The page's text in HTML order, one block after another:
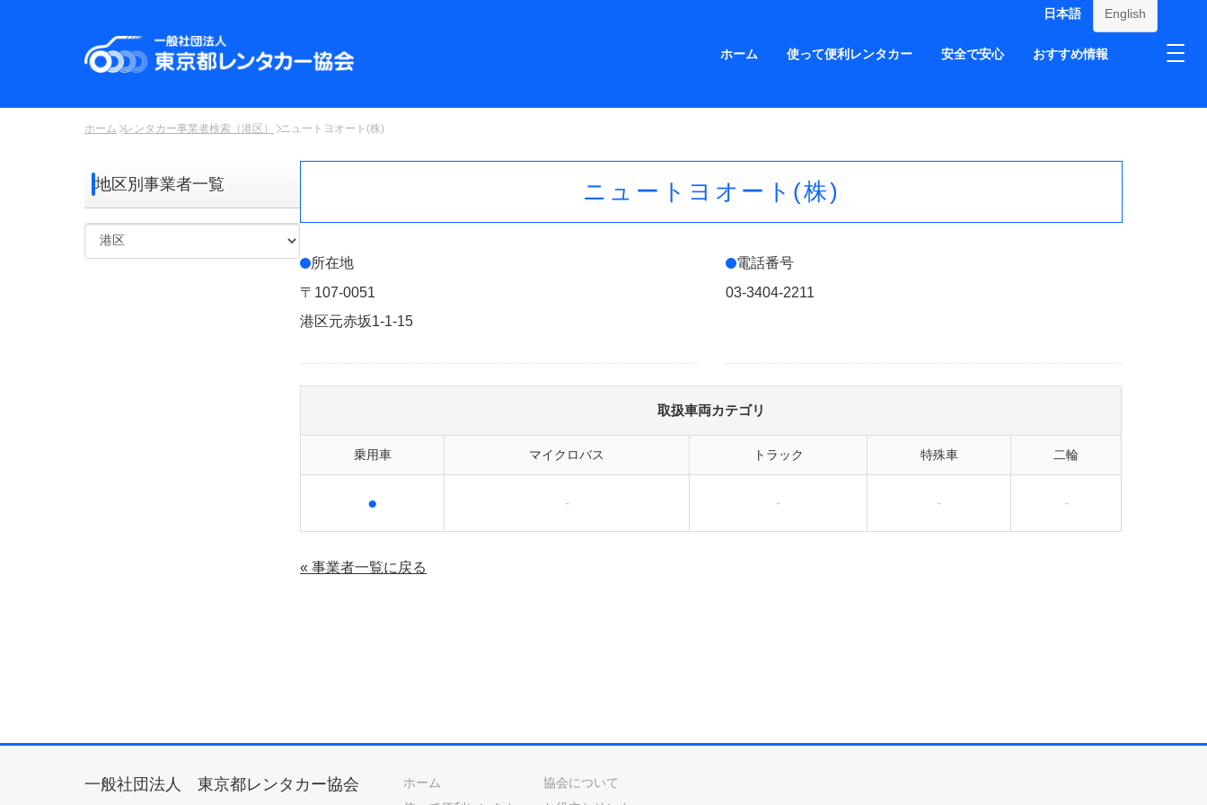
日本語 English
ホーム 使って便利レンタカー 安全で安心 おすすめ情報
ホーム レンタカー事業者検索（港区） ニュートヨオート(株)
地区別事業者一覧 ニュートヨオート(株)
所在地
〒107-0051
港区元赤坂1-1-15
電話番号
03-3404-2211
取扱車両カテゴリ
乗用車 マイクロバス トラック 特殊車 二輪
● - - - -
« 事業者一覧に戻る
一般社団法人 東京都レンタカー協会
ホーム
協会について